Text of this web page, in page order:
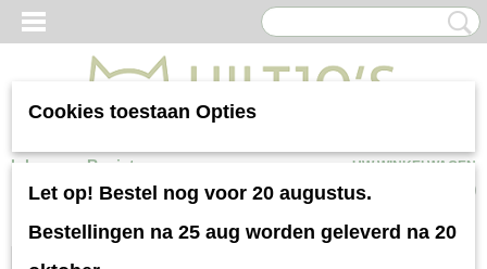
Inloggen Registreren UW WINKELWAGEN
Geen producten (0)
Top verkocht
Cookies toestaan Opties
Let op! Bestel nog voor 20 augustus.
Bestellingen na 25 aug worden geleverd na 20